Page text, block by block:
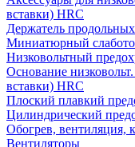
вставки) HRC
Держатель
Миниатюрный
Низковольтный
Основание
вставки) HRC
Плоский плавкий
Цилиндрический
Обогрев, вентиляция,
Вентиляторы